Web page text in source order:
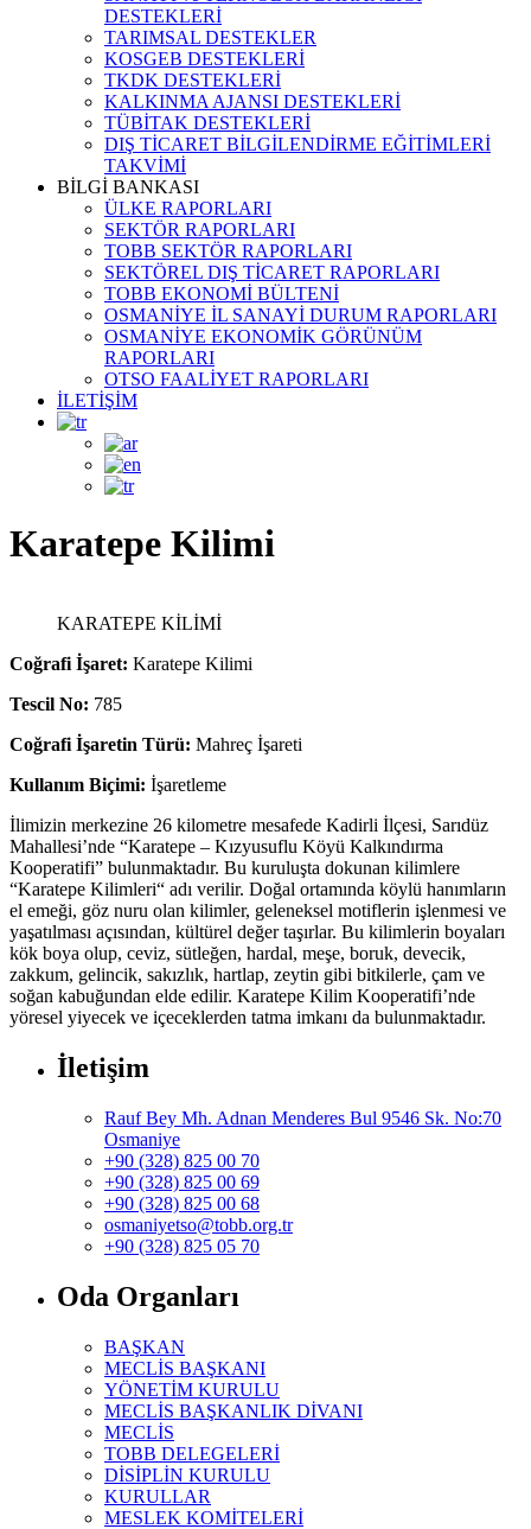
DESTEKLERİ
TARIMSAL DESTEKLER
KOSGEB DESTEKLERİ
TKDK DESTEKLERİ
KALKINMA AJANSI DESTEKLERİ
TÜBİTAK DESTEKLERİ
DIŞ TİCARET BİLGİLENDİRME EĞİTİMLERİ
TAKVİMİ
BİLGİ BANKASI
ÜLKE RAPORLARI
SEKTÖR RAPORLARI
TOBB SEKTÖR RAPORLARI
SEKTÖREL DIŞ TİCARET RAPORLARI
TOBB EKONOMİ BÜLTENİ
OSMANİYE İL SANAYİ DURUM RAPORLARI
OSMANİYE EKONOMİK GÖRÜNÜM
RAPORLARI
OTSO FAALİYET RAPORLARI
İLETİŞİM
Karatepe Kilimi
KARATEPE KİLİMİ
Coğrafi İşaret: Karatepe Kilimi
Tescil No: 785
Coğrafi İşaretin Türü: Mahreç İşareti
Kullanım Biçimi: İşaretleme
İlimizin merkezine 26 kilometre mesafede Kadirli İlçesi, Sarıdüz
Mahallesi’nde “Karatepe – Kızyusuflu Köyü Kalkındırma
Kooperatifi” bulunmaktadır. Bu kuruluşta dokunan kilimlere
“Karatepe Kilimleri“ adı verilir. Doğal ortamında köylü hanımların
el emeği, göz nuru olan kilimler, geleneksel motiflerin işlenmesi ve
yaşatılması açısından, kültürel değer taşırlar. Bu kilimlerin boyaları
kök boya olup, ceviz, sütleğen, hardal, meşe, boruk, devecik,
zakkum, gelincik, sakızlık, hartlap, zeytin gibi bitkilerle, çam ve
soğan kabuğundan elde edilir. Karatepe Kilim Kooperatifi’nde
yöresel yiyecek ve içeceklerden tatma imkanı da bulunmaktadır.
İletişim
Rauf Bey Mh. Adnan Menderes Bul 9546 Sk. No:70
Osmaniye
+90 (328) 825 00 70
+90 (328) 825 00 69
+90 (328) 825 00 68
osmaniyetso@tobb.org.tr
+90 (328) 825 05 70
Oda Organları
BAŞKAN
MECLİS BAŞKANI
YÖNETİM KURULU
MECLİS BAŞKANLIK DİVANI
MECLİS
TOBB DELEGELERİ
DİSİPLİN KURULU
KURULLAR
MESLEK KOMİTELERİ